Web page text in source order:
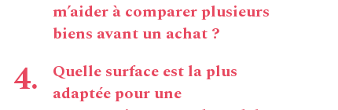
m’aider à comparer plusieurs
biens avant un achat ?
Quelle surface est la plus
adaptée pour une